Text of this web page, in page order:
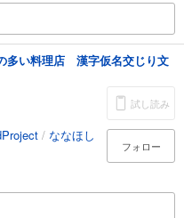
多い料理店 漢字仮名交じり文
/ ななほし
試し読み
フォロー